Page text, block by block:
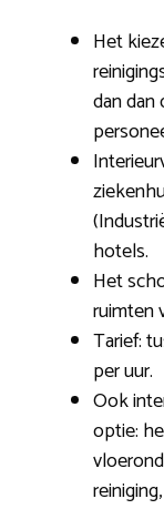
Het
dan
hotels.
Het
ruimten
Tarief:
per uur.
Ook
optie: